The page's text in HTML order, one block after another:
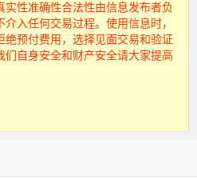
性准确性合法性由信息发布者负
入任何交易过程。使用信息时，
绝预付费用，选择见面交易和验证
们自身安全和财产安全请大家提高